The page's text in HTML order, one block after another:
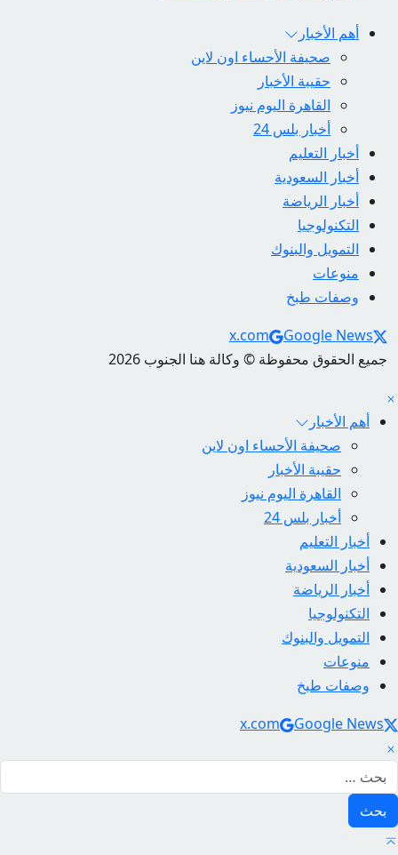
أهم الأخبار
صحيفة الأحساء اون لاين
حقيبة الأخبار
القاهرة اليوم نيوز
أخبار بلس 24
أخبار التعليم
أخبار السعودية
أخبار الرياضة
التكنولوجيا
التمويل والبنوك
منوعات
وصفات طبخ
Social Links
x.com
Google News
جميع الحقوق محفوظة © وكالة هنا الجنوب 2026
أهم الأخبار
صحيفة الأحساء اون لاين
حقيبة الأخبار
القاهرة اليوم نيوز
أخبار بلس 24
أخبار التعليم
أخبار السعودية
أخبار الرياضة
التكنولوجيا
التمويل والبنوك
منوعات
وصفات طبخ
Social Links
x.com Google News
البحث عن: